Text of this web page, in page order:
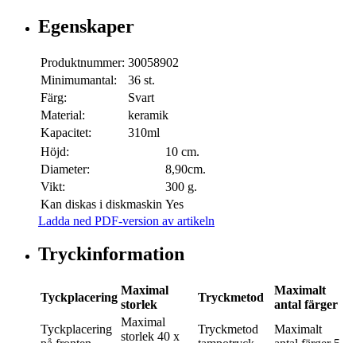
Egenskaper
Produktnummer: 30058902
Minimumantal:
36 st.
Färg:
Svart
Material:
keramik
Kapacitet:
310ml
Höjd:
10 cm.
Diameter:
8,90cm.
Vikt:
300 g.
Kan diskas i diskmaskin Yes
Ladda ned PDF-version av artikeln
Tryckinformation
Tyckplacering
Maximal
storlek
Tryckmetod
Maximalt
antal färger
Tyckplacering
Maximal
storlek 40 x
Tryckmetod
Maximalt